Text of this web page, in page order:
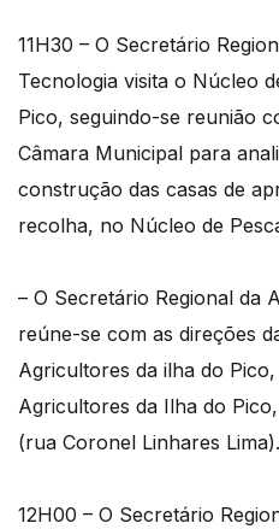
11H30 – O Secretário
Tecnologia visita o Núcleo
Pico, seguindo-se reunião
Câmara Municipal para
construção das casas de
recolha, no Núcleo de
– O Secretário Regional da
reúne-se com as direções
Agricultores da ilha do
Agricultores da Ilha do
(rua Coronel Linhares Lima).
12H00 – O Secretário